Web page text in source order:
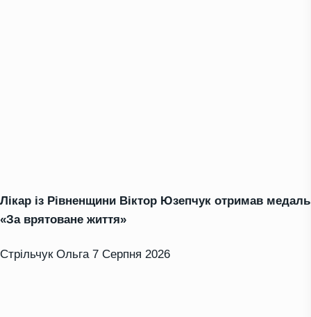
Лікар із Рівненщини Віктор Юзепчук отримав медаль
«За врятоване життя»
Стрільчук Ольга 7 Серпня 2026